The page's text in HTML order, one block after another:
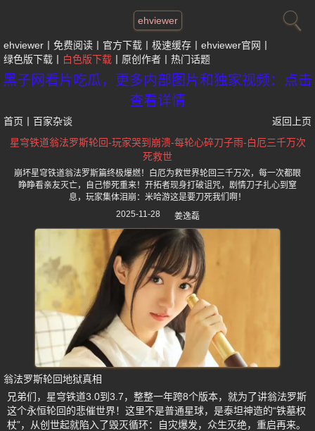
ehviewer
ehviewer 免费阅读 官方下载 极速缓存
ehviewer官网
绿色版下载
白色版下载 原创作者 热门话题
黑子网看片吃瓜，更多内部图片和独家视频：点击
查看详情
首页 百家杂谈
返回上页
星穹铁道翁法罗斯轮回-玩家哭到崩溃-每轮心碎刀子雨-白厄三千万次
死救世
崩坏星穹铁道翁法罗斯篇终极爆燃！白厄为救世界轮回三千万次，每一次都眼
睁睁看亲友灭亡，自己惨死重来！开拓者现身打破诅咒，剧情刀子扎心到窒
息，玩家集体泪崩：米哈游这是要刀死我们啊！
2025-11-28
姜逸磊
翁法罗斯轮回地狱真相
兄弟们，星穹铁道3.0到3.7，整整一年跨8个版本，就为了讲翁法罗斯
这个永恒轮回的悲催世界！这里不是普通星球，是泰坦神造的“铁墓权
杖”，从创世起就陷入了毁灭循环：自灾爆发，众生灭绝，重启再来。